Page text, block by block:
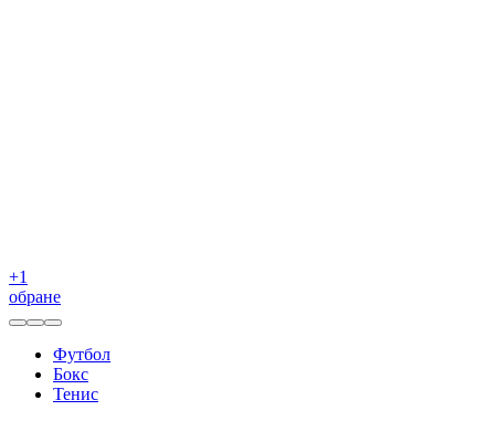
+1
обране
Футбол
Бокс
Тенис